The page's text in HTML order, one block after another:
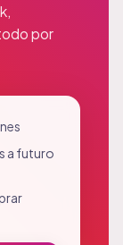
por
a futuro